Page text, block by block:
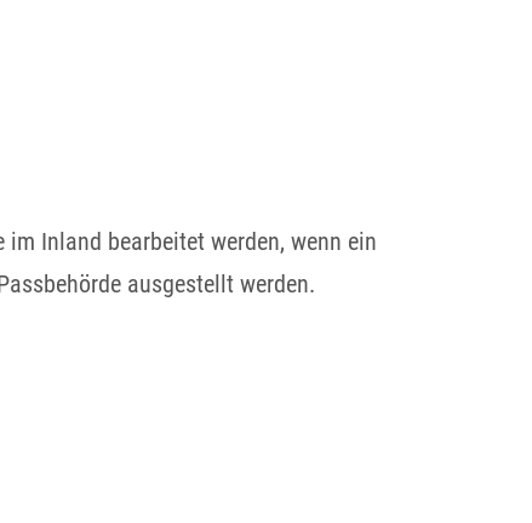
Inland bearbeitet werden, wenn ein
ausgestellt werden.